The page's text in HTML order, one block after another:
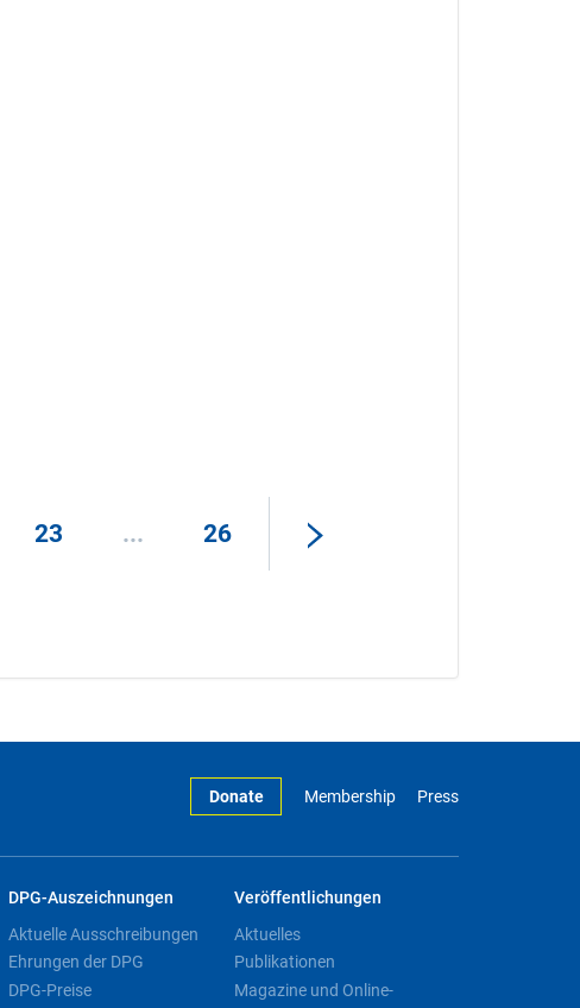
23 ... 26
Donate Membership Press
DPG-Auszeichnungen
Aktuelle Ausschreibungen
Ehrungen der DPG
DPG-Preise
Veröffentlichungen
Aktuelles
Publikationen
Magazine und Online-